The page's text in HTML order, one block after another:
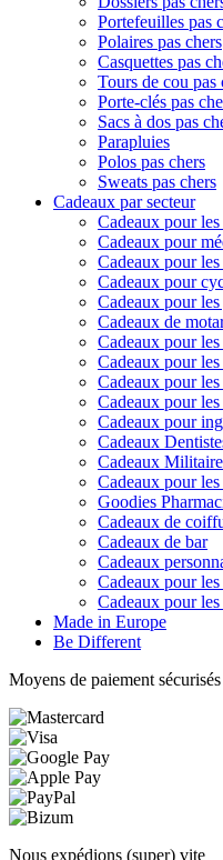
Portefeuilles pas
Polaires pas chers
Casquettes pas
Tours de cou pas
Porte-clés pas
Sacs à dos pas
Parapluies
Polos pas chers
Sweats pas chers
Cadeaux par secteur
Cadeaux pour les
Cadeaux pour
Cadeaux pour
Cadeaux pour
Cadeaux pour
Cadeaux de
Cadeaux pour
Cadeaux pour les
Cadeaux pour
Cadeaux pour
Cadeaux pour
Cadeaux
Cadeaux
Cadeaux pour
Goodies
Cadeaux de
Cadeaux de bar
Cadeaux
Cadeaux pour
Cadeaux pour
Made in Europe
Be Different
Moyens de paiement sécurisés
Nous expédions (super) vite